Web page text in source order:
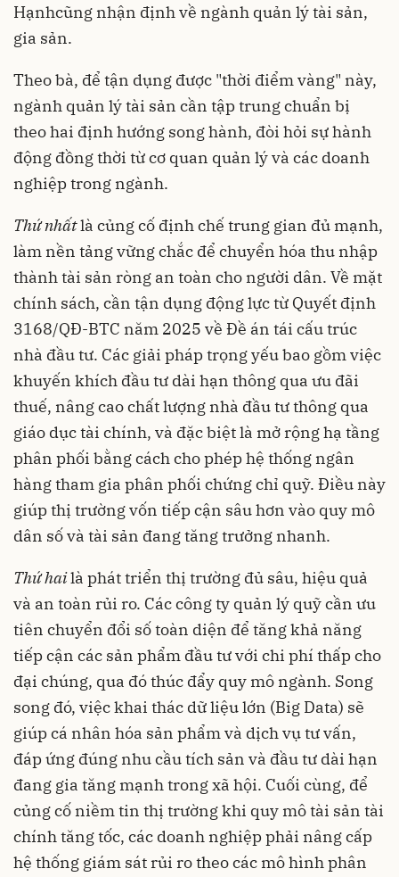
Hạnhcũng nhận định về ngành quản lý tài sản,
gia sản.
Theo bà, để tận dụng được "thời điểm vàng" này,
ngành quản lý tài sản cần tập trung chuẩn bị
theo hai định hướng song hành, đòi hỏi sự hành
động đồng thời từ cơ quan quản lý và các doanh
nghiệp trong ngành.
Thứ nhấtlà củng cố định chế trung gian đủ mạnh,
làm nền tảng vững chắc để chuyển hóa thu nhập
thành tài sản ròng an toàn cho người dân. Về mặt
chính sách, cần tận dụng động lực từ Quyết định
3168/QĐ-BTC năm 2025 về Đề án tái cấu trúc
nhà đầu tư. Các giải pháp trọng yếu bao gồm việc
khuyến khích đầu tư dài hạn thông qua ưu đãi
thuế, nâng cao chất lượng nhà đầu tư thông qua
giáo dục tài chính, và đặc biệt là mở rộng hạ tầng
phân phối bằng cách cho phép hệ thống ngân
hàng tham gia phân phối chứng chỉ quỹ. Điều này
giúp thị trường vốn tiếp cận sâu hơn vào quy mô
dân số và tài sản đang tăng trưởng nhanh.
Thứ hailà phát triển thị trường đủ sâu, hiệu quả
và an toàn rủi ro. Các công ty quản lý quỹ cần ưu
tiên chuyển đổi số toàn diện để tăng khả năng
tiếp cận các sản phẩm đầu tư với chi phí thấp cho
đại chúng, qua đó thúc đẩy quy mô ngành. Song
song đó, việc khai thác dữ liệu lớn (Big Data) sẽ
giúp cá nhân hóa sản phẩm và dịch vụ tư vấn,
đáp ứng đúng nhu cầu tích sản và đầu tư dài hạn
đang gia tăng mạnh trong xã hội. Cuối cùng, để
củng cố niềm tin thị trường khi quy mô tài sản tài
chính tăng tốc, các doanh nghiệp phải nâng cấp
hệ thống giám sát rủi ro theo các mô hình phân